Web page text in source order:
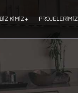
BIZ KIMIZ+ PROJELERIMIZ